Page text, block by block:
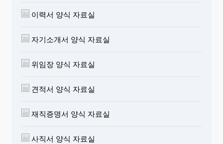
이력서 양식 자료실
자기소개서 양식 자료실
위임장 양식 자료실
견적서 양식 자료실
재직증명서 양식 자료실
사직서 양식 자료실